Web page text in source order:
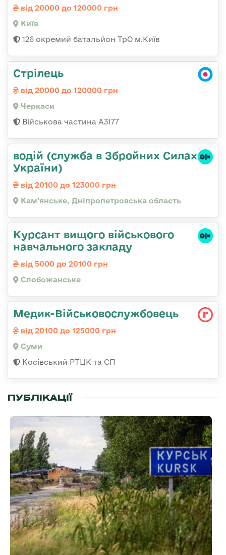
від 20000 до 120000 грн
Київ
126 окремий батальйон ТрО м.Київ
Стрілець
від 20000 до 120000 грн
Черкаси
Військова частина А3177
водій (служба в Збройних Силах
України)
від 20100 до 123000 грн
Кам'янське, Дніпропетровська область
Курсант вищого військового
навчального закладу
від 5000 до 20100 грн
Слобожанське
Медик-Військовослужбовець
від 20100 до 125000 грн
Суми
Косівський РТЦК та СП
ПУБЛІКАЦІЇ